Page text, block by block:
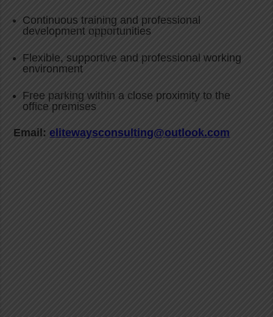
Continuous training and professional
development opportunities
Flexible, supportive and professional working
environment
Free parking within a close proximity to the
office premises
Email:elitewaysconsulting@outlook.com